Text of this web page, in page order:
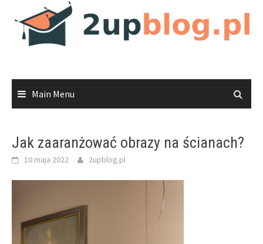
content
Main Menu
Jak zaaranżować obrazy na ścianach?
10 maja 2022 2upblog.pl